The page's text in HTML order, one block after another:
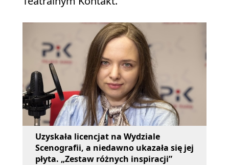
Uzyskała licencjat na Wydziale
Scenografii, a niedawno ukazała się jej
płyta. „Zestaw różnych inspiracji”